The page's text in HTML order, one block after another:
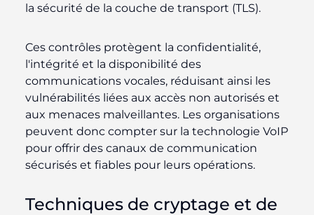
la sécurité de la couche de transport (TLS).
Ces contrôles protègent la confidentialité,
l'intégrité et la disponibilité des
communications vocales, réduisant ainsi les
vulnérabilités liées aux accès non autorisés et
aux menaces malveillantes. Les organisations
peuvent donc compter sur la technologie VoIP
pour offrir des canaux de communication
sécurisés et fiables pour leurs opérations.
Techniques de cryptage et de